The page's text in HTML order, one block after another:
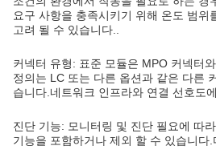
요구 사항을 충족시키기 위해 온도 범위
고려 될 수 있습니다..
커넥터 유형: 표준 모듈은 MPO 커넥터
정의는 LC 또는 다른 옵션과 같은 다른
습니다.네트워크 인프라와 연결 선호도
진단 기능: 모니터링 및 진단 필요에 따
기능을 포함하거나 제외 할 수 있습니다